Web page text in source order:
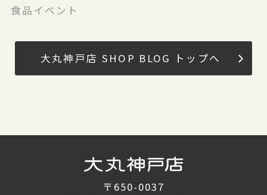
食品イベント
大丸神戸店 SHOP BLOG トップへ
〒650-0037